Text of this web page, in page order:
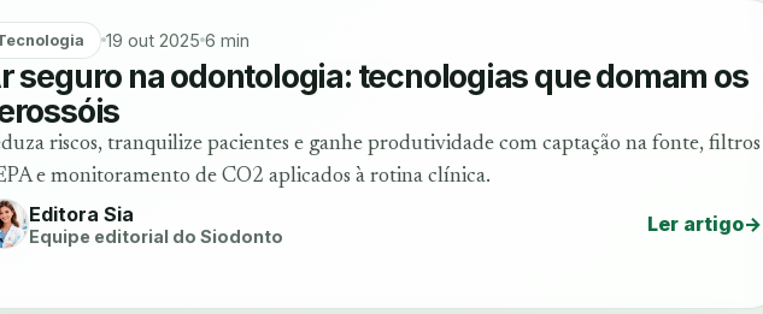
19 out 2025 6 min
seguro na odontologia: tecnologias que domam os
riscos, tranquilize pacientes e ganhe produtividade com captação na fonte, filtros
e monitoramento de CO2 aplicados à rotina clínica.
Editora Sia
Equipe editorial do Siodonto Ler artigo→